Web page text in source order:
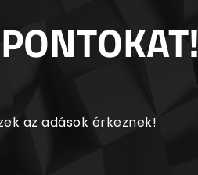
az adások érkeznek!